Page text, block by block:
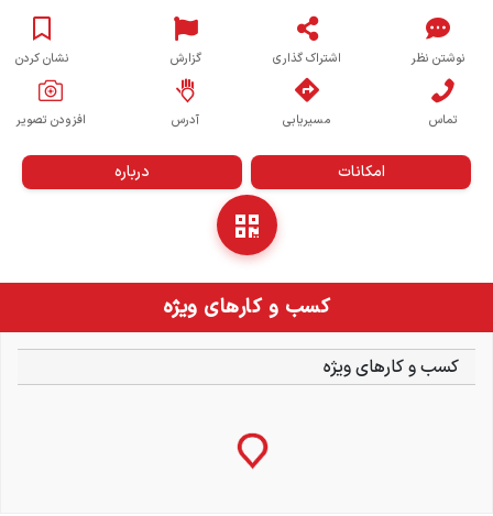
نوشتن نظر اشتراک گذاری گزارش نشان کردن
تماس مسیریابی آدرس افزودن تصویر
امکانات درباره
کسب و کارهای ویژه
کسب و کارهای ویژه